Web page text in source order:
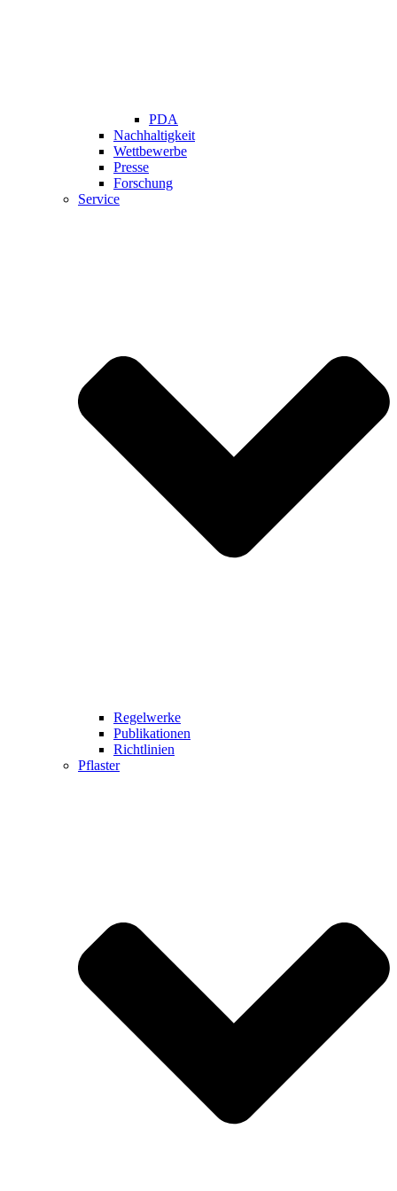
PDA
Nachhaltigkeit
Wettbewerbe
Presse
Forschung
Service
Regelwerke
Publikationen
Richtlinien
Pflaster